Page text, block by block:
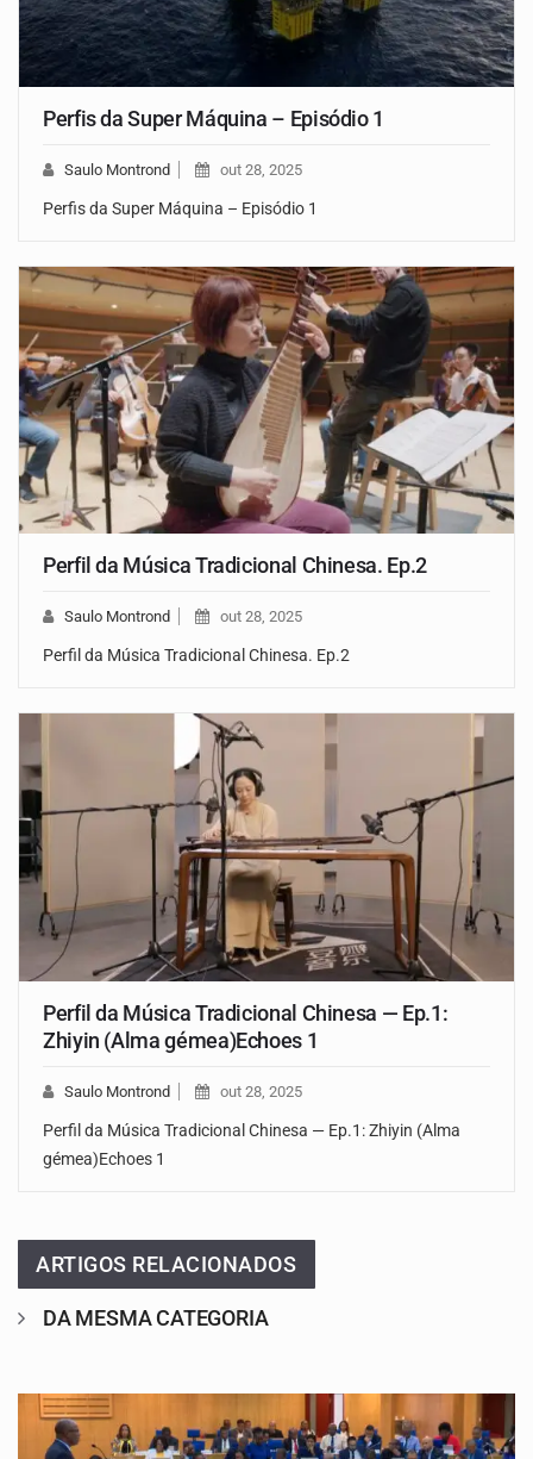
Perfis da Super Máquina – Episódio 1
Saulo Montrond out 28, 2025
Perfis da Super Máquina – Episódio 1
Perfil da Música Tradicional Chinesa. Ep.2
Saulo Montrond out 28, 2025
Perfil da Música Tradicional Chinesa. Ep.2
Perfil da Música Tradicional Chinesa — Ep.1:
Zhiyin (Alma gémea)Echoes 1
Saulo Montrond out 28, 2025
Perfil da Música Tradicional Chinesa — Ep.1: Zhiyin (Alma
gémea)Echoes 1
ARTIGOS RELACIONADOS
DA MESMA CATEGORIA